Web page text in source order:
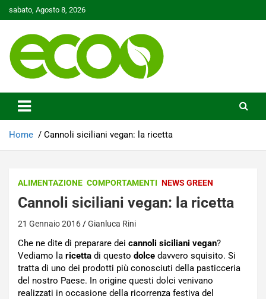
to
sabato, Agosto 8, 2026
Ecoo.it
Home Cannoli siciliani vegan: la ricetta
ALIMENTAZIONE COMPORTAMENTI NEWS GREEN
Cannoli siciliani vegan: la ricetta
21 Gennaio 2016 Gianluca Rini
Che ne dite di preparare dei cannoli siciliani vegan?
Vediamo la ricetta di questo dolce davvero squisito. Si
tratta di uno dei prodotti più conosciuti della pasticceria
del nostro Paese. In origine questi dolci venivano
realizzati in occasione della ricorrenza festiva del